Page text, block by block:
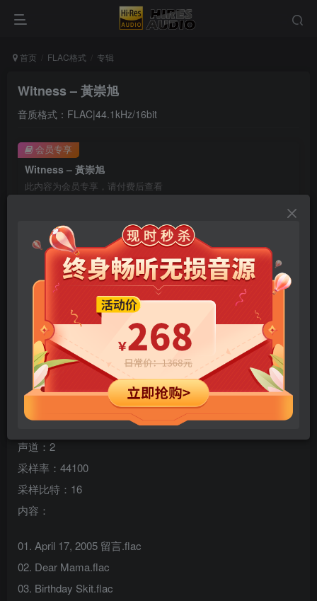
首页 FLAC格式 专辑
Witness – 黃崇旭
音质格式：FLAC|44.1kHz/16bit
Witness – 黃崇旭
此内容为会员专享，请付费后查看
9.9 99
年卡会员 免费 永久会员
立即购买
您当前未登录！建议登陆后购买，可保存购买订单
会员专享
专辑名称：Witness
歌手：黃崇旭
类型：国语流行 音乐 国际流行
格式：flac
声道：2
采样率：44100
采样比特：16
内容：
01. April 17, 2005 留言.flac
02. Dear Mama.flac
03. Birthday Skit.flac